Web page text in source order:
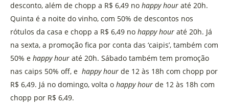
desconto, além de chopp a R$ 6,49 no happy hour até 20h.
Quinta é a noite do vinho, com 50% de descontos nos
rótulos da casa e chopp a R$ 6,49 no happy hour até 20h. Já
na sexta, a promoção fica por conta das ‘caipis’, também com
50% e happy hour até 20h. Sábado também tem promoção
nas caips 50% off, e happy hour de 12 às 18h com chopp por
R$ 6,49. Já no domingo, volta o happy hour de 12 às 18h com
chopp por R$ 6,49.